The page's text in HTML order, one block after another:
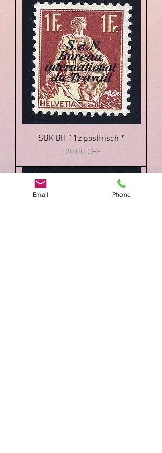
SBK BIT 11z postfrisch *
Prezzo
120,00 CHF
Email Phone